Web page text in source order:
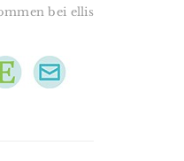
bei ellis